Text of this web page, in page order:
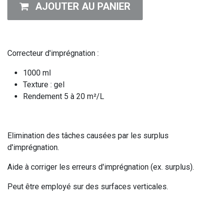
AJOUTER AU PANIER
Correcteur d'imprégnation :
1000 ml
Texture : gel
Rendement 5 à 20 m²/L
Elimination des tâches causées par les surplus
d'imprégnation.
Aide à corriger les erreurs d'imprégnation (ex. surplus).
Peut être employé sur des surfaces verticales.